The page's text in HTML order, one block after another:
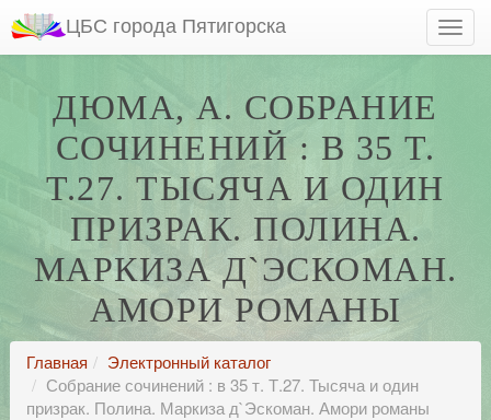
ЦБС города Пятигорска
ДЮМА, А. СОБРАНИЕ
СОЧИНЕНИЙ : В 35 Т.
Т.27. ТЫСЯЧА И ОДИН
ПРИЗРАК. ПОЛИНА.
МАРКИЗА Д`ЭСКОМАН.
АМОРИ РОМАНЫ
Главная
Электронный каталог
Собрание сочинений : в 35 т. Т.27. Тысяча и один
призрак. Полина. Маркиза д`Эскоман. Амори романы